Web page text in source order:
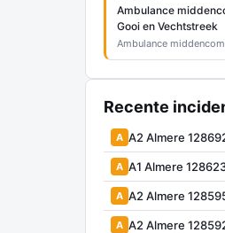
Ambulance
Gooi en Vechtstreek
Ambulance
Recente
A A2 Almere
A A1 Almere
A A2 Almere
A A2 Almere